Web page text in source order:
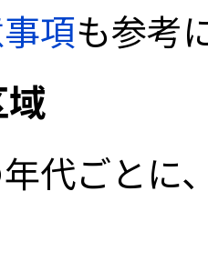
項も参考
代ごとに